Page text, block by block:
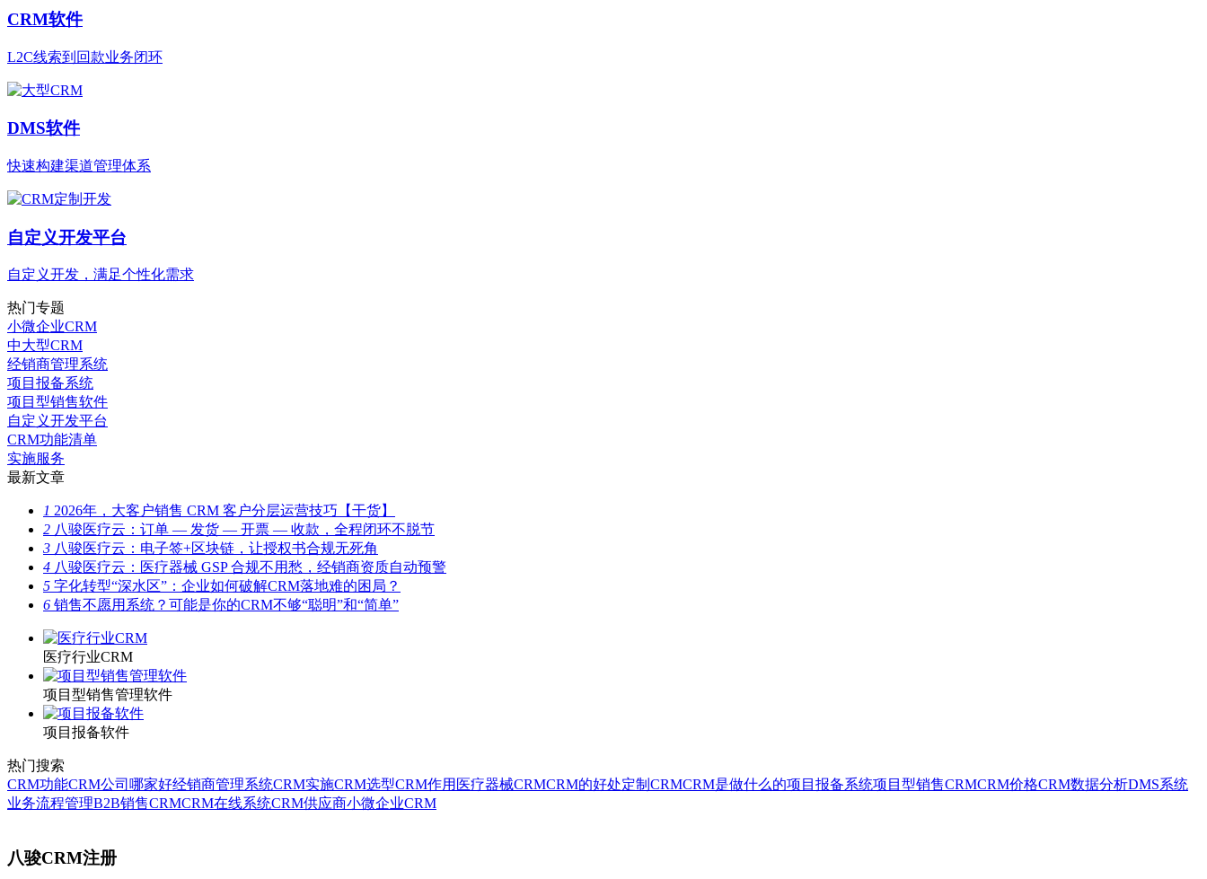
CRM软件
L2C线索到回款业务闭环
DMS软件
快速构建渠道管理体系
自定义开发平台
自定义开发，满足个性化需求
热门专题
小微企业CRM
中大型CRM
经销商管理系统
项目报备系统
项目型销售软件
自定义开发平台
CRM功能清单
实施服务
最新文章
1 2026年，大客户销售 CRM 客户分层运营技巧【干货】
2 八骏医疗云：订单 — 发货 — 开票 — 收款，全程闭环不脱节
3 八骏医疗云：电子签+区块链，让授权书合规无死角
4 八骏医疗云：医疗器械 GSP 合规不用愁，经销商资质自动预警
5 字化转型“深水区”：企业如何破解CRM落地难的困局？
6 销售不愿用系统？可能是你的CRM不够“聪明”和“简单”
医疗行业CRM
项目型销售管理软件
项目报备软件
热门搜索
CRM功能CRM公司哪家好经销商管理系统CRM实施CRM选型CRM作用 医疗器械CRMCRM的好处定制CRMCRM是做什么的项目报备系统项目型销售CRMCRM价格CRM数据分析DMS系统
业务流程管理B2B销售CRMCRM在线系统CRM供应商小微企业CRM
八骏CRM注册